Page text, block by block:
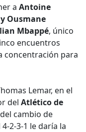
a Antoine
Ousmane
Mbappé, único
encuentros
concentración para
Lemar, en el
del Atlético de
cambio de
2-3-1 le daría la